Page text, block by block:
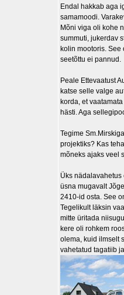
Endal hakkab aga
samamoodi.
Mõni viga oli kohe
summuti, jukerdav
kolin mootoris.
seetõttu ei pannud.
Peale Ettevaatust
katse selle valge
korda, et
hästi. Aga
Tegime
projektiks? Kas
mõneks ajaks veel
Üks
üsna mugavalt
2410-id osta. See
Tegelikult läksin
mitte üritada
kere oli rohkem
olema, kuid ilmselt
vahetatud tagatiib